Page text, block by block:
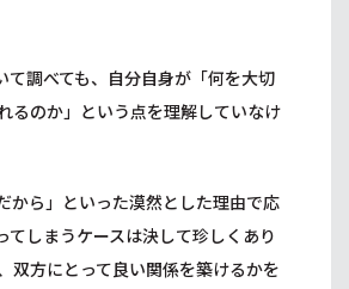
調べても、自分自身が「何を大切
るのか」という点を理解していなけ
から」といった漠然とした理由で応
しまうケースは決して珍しくあり
双方にとって良い関係を築けるかを